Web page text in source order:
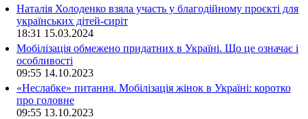
Наталія Холоденко взяла участь у благодійному проєкті для
українських дітей-сиріт
18:31 15.03.2024
Мобілізація обмежено придатних в Україні. Що це означає і
особливості
09:55 14.10.2023
«Неслабке» питання. Мобілізація жінок в Україні: коротко
про головне
09:55 13.10.2023